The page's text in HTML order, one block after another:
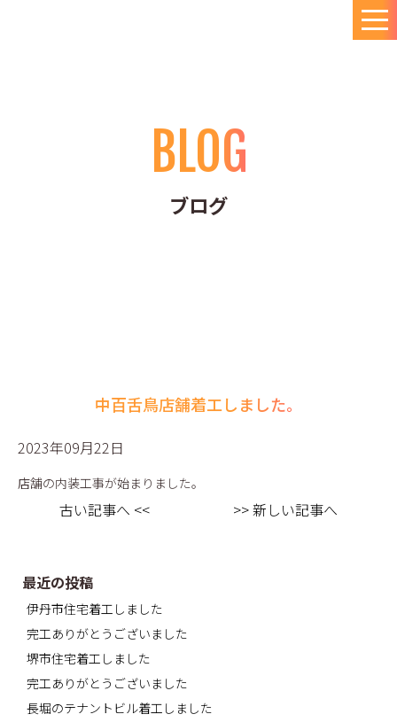
BLOG
ブログ
中百舌鳥店舗着工しました。
2023年09月22日
店舗の内装工事が始まりました。
古い記事へ << >> 新しい記事へ
最近の投稿
伊丹市住宅着工しました
完工ありがとうございました
堺市住宅着工しました
完工ありがとうございました
長堀のテナントビル着工しました